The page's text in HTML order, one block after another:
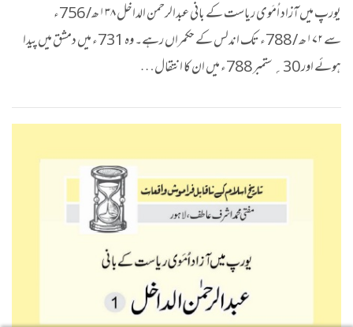
یورپ میں آزاد اُمَوی ریاست کے بانی عبدالرحمن الداخل ۱۳۸ھ/ 756ء
سے ۱۷۲ھ / 788ء تک اندلس کے حکمراں رہے۔ وہ 731ء میں دمشق میں پیدا
ہوئے اور 30؍ ستمبر 788ء میں ان کا انتقال…